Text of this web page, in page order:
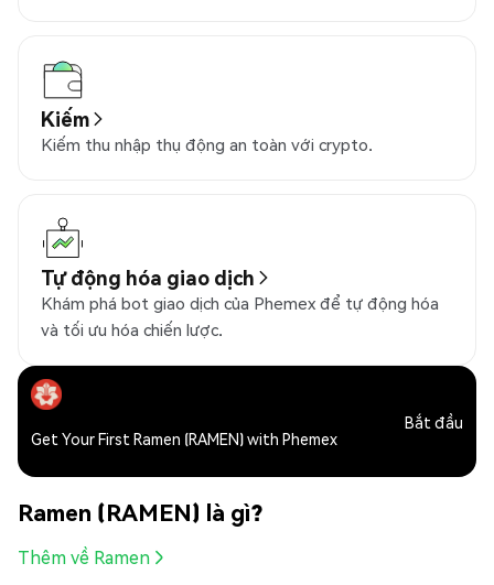
Kiếm
Kiếm thu nhập thụ động an toàn với crypto.
Tự động hóa giao dịch
Khám phá bot giao dịch của Phemex để tự động hóa
và tối ưu hóa chiến lược.
Get Your First Ramen (RAMEN) with Phemex
Bắt đầu
Ramen (RAMEN) là gì?
Thêm về Ramen